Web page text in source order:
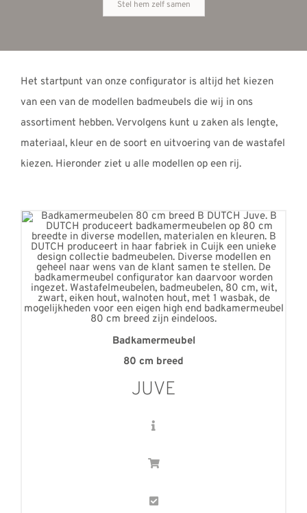
Stel hem zelf samen
Het startpunt van onze configurator is altijd het kiezen
van een van de modellen badmeubels die wij in ons
assortiment hebben. Vervolgens kunt u zaken als lengte,
materiaal, kleur en de soort en uitvoering van de wastafel
kiezen. Hieronder ziet u alle modellen op een rij.
Badkamermeubel
80 cm breed
JUVE